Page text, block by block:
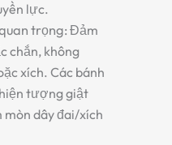
lực.
trọng: Đảm
chắn, không
xích. Các bánh
tượng giật
mòn dây đai/xích